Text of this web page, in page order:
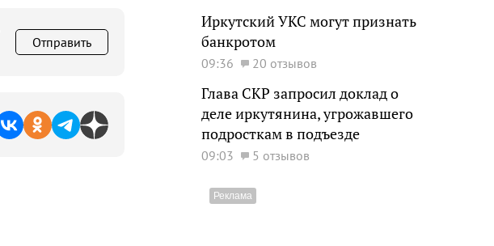
Отправить
Иркутский УКС могут признать
банкротом
09:36 20 отзывов
Глава СКР запросил доклад о
деле иркутянина, угрожавшего
подросткам в подъезде
09:03 5 отзывов